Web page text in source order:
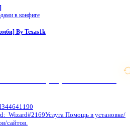
в конфиге
By Texas1k
Wizard#2169Услуга Помощь в установке/
сайтов.